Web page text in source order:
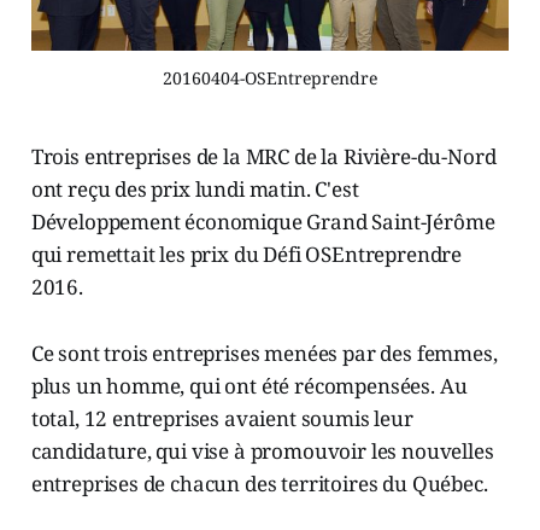
20160404-OSEntreprendre
Trois entreprises de la MRC de la Rivière-du-Nord
ont reçu des prix lundi matin. C'est
Développement économique Grand Saint-Jérôme
qui remettait les prix du Défi OSEntreprendre
2016.
Ce sont trois entreprises menées par des femmes,
plus un homme, qui ont été récompensées. Au
total, 12 entreprises avaient soumis leur
candidature, qui vise à promouvoir les nouvelles
entreprises de chacun des territoires du Québec.